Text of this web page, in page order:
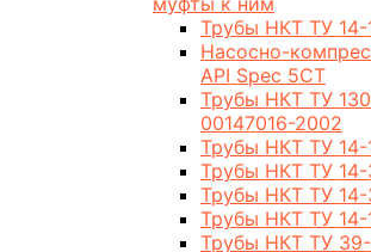
Трубы НКТ ТУ 14-
Насосно-
API Spec 5CT
Трубы НКТ ТУ
00147016-2002
Трубы НКТ ТУ 14-
Трубы НКТ ТУ 14-
Трубы НКТ ТУ 14-
Трубы НКТ ТУ 14-
Трубы НКТ ТУ